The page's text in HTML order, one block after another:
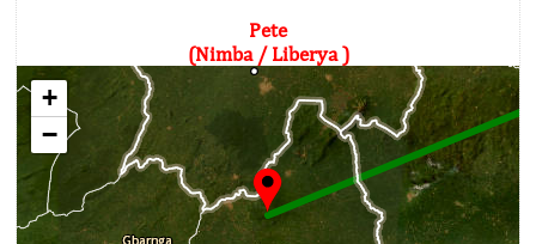
Pete
(Nimba / Liberya )
+
−